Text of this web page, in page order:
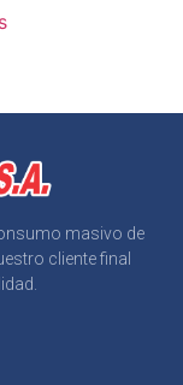
masivo de
cliente final